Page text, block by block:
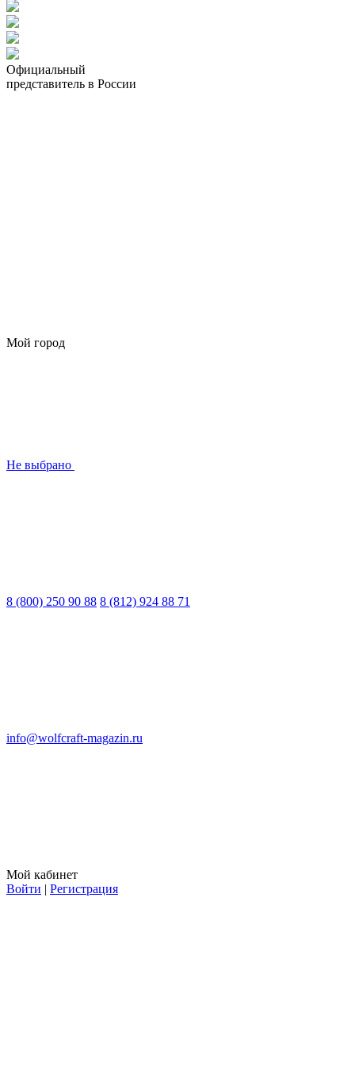
Официальный
представитель в России
Мой город
Не выбрано
8 (800) 250 90 88 8 (812) 924 88 71
info@wolfcraft-magazin.ru
Мой кабинет
Войти | Регистрация